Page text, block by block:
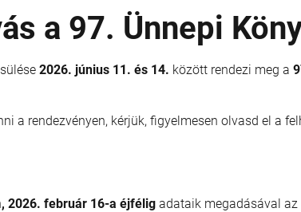
a 97. Ünnepi
2026. június 11. és 14. között rendezi meg a
a rendezvényen, kérjük, figyelmesen olvasd el a
, 2026. február 16-a éjfélig adataik megadásával